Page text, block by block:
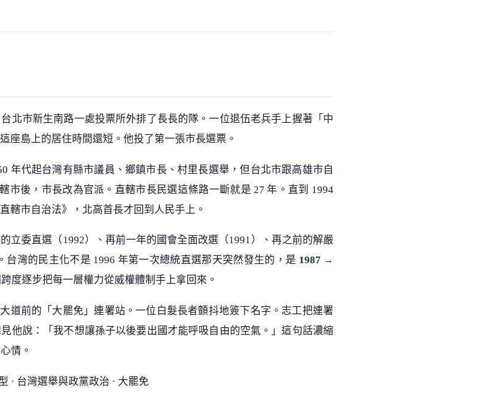
北市新生南路一處投票所外排了長長的隊。一位退伍老兵手上握著「中
座島上的居住時間還短。他投了第一張市長選票。
年代起台灣有縣市議員、鄉鎮市長、村里長選舉，但台北市跟高雄市自
市後，市長改為官派。直轄市長民選這條路一斷就是 27 年。直到 1994
轄市自治法》，北高首長才回到人民手上。
立委直選（1992）、再前一年的國會全面改選（1991）、再之前的解嚴
台灣的民主化不是 1996 年第一次總統直選那天突然發生的，是 1987 →
度逐步把每一層權力從威權體制手上拿回來。
道前的「大罷免」連署站。一位白髮長者顫抖地簽下名字。志工把連署
他說：「我不想讓孫子以後要出國才能呼吸自由的空氣。」這句話濃縮
情。
· 台灣選舉與政黨政治 · 大罷免